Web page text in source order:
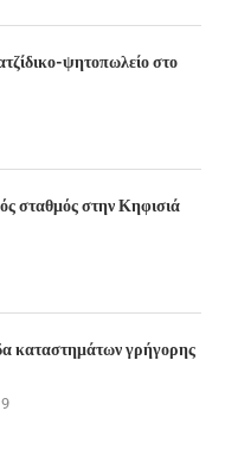
ψητοπωλείο στο
σταθμός στην Κηφισιά
καταστημάτων γρήγορης